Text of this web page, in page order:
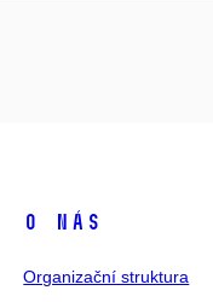
O nás
Organizační struktura